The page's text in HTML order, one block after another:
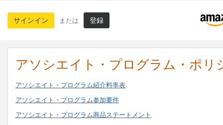
サインイン または 登録
アソシエイト・プログラム・ポリ
アソシエイト・プログラム紹介料率表
アソシエイト・プログラム参加要件
アソシエイト・プログラム商品ステートメント